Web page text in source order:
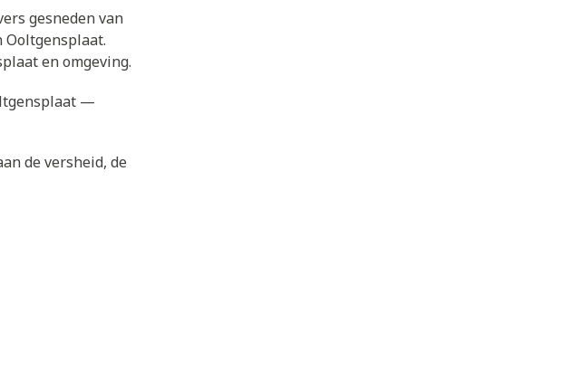
gesneden van
Ooltgensplaat.
en omgeving.
—
de versheid, de